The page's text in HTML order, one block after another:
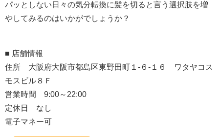
パッとしない日々の気分転換に髪を切ると言う選択肢を増
やしてみるのはいかがでしょうか？
■ 店舗情報
住所 大阪府大阪市都島区東野田町１-６-１６ ワタヤコス
モスビル８Ｆ
営業時間 9:00～22:00
定休日 なし
電子マネー可